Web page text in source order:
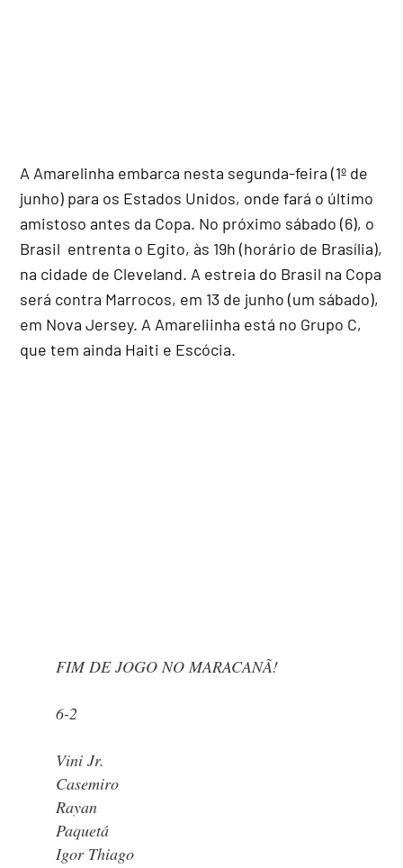
A Amarelinha embarca nesta segunda-feira (1º de
junho) para os Estados Unidos, onde fará o último
amistoso antes da Copa. No próximo sábado (6), o
Brasil entrenta o Egito, às 19h (horário de Brasília),
na cidade de Cleveland. A estreia do Brasil na Copa
será contra Marrocos, em 13 de junho (um sábado),
em Nova Jersey. A Amareliinha está no Grupo C,
que tem ainda Haiti e Escócia.
FIM DE JOGO NO MARACANÃ!
6-2
Vini Jr.
Casemiro
Rayan
Paquetá
Igor Thiago